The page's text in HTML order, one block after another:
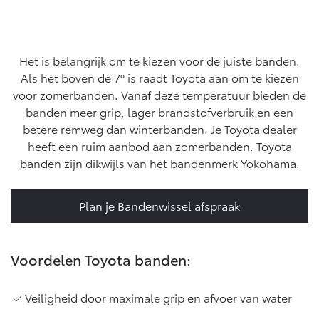
Vanaf € 31.895,- Vanaf € 32.995,-
Corolla Hatchback
Vanaf € 33.495,-
Corolla Touring Sports
HYBRIDE
Vanaf € 35.495,-
Onderhoud op Maat
APK
Airco check
Vakantiecheck
Hybride Zekerheid Controle
Toyota handleidingen
Schade & Garantie
Toyota Pechhulp
10 jaar Toyota garantie
Wat is Private Lease?
Bereken je maandbedrag
Private Lease voor ZZP
Private Lease Occasions
Financieren
Zakelijk
Toyota voor de zaak
Leaserijder
ZZP
Wagenparkbeheer
Operational Lease
Werkplaatsafspraak maken
Contact en Route
Schade melden
Plan een proefrit
Vraag een brochure aan
Bekijk de verwachte modellen
Het is belangrijk om te kiezen voor de juiste banden.
Als het boven de 7° is raadt Toyota aan om te kiezen
voor zomerbanden. Vanaf deze temperatuur bieden de
banden meer grip, lager brandstofverbruik en een
betere remweg dan winterbanden. Je Toyota dealer
heeft een ruim aanbod aan zomerbanden. Toyota
banden zijn dikwijls van het bandenmerk Yokohama.
Plan je Bandenwissel afspraak
Voordelen Toyota banden:
Veiligheid door maximale grip en afvoer van water